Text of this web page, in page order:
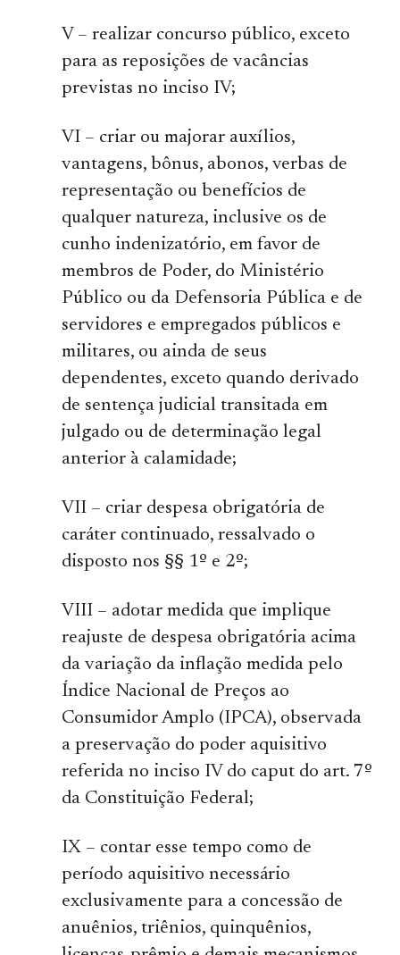
V – realizar concurso público, exceto
para as reposições de vacâncias
previstas no inciso IV;
VI – criar ou majorar auxílios,
vantagens, bônus, abonos, verbas de
representação ou benefícios de
qualquer natureza, inclusive os de
cunho indenizatório, em favor de
membros de Poder, do Ministério
Público ou da Defensoria Pública e de
servidores e empregados públicos e
militares, ou ainda de seus
dependentes, exceto quando derivado
de sentença judicial transitada em
julgado ou de determinação legal
anterior à calamidade;
VII – criar despesa obrigatória de
caráter continuado, ressalvado o
disposto nos §§ 1º e 2º;
VIII – adotar medida que implique
reajuste de despesa obrigatória acima
da variação da inflação medida pelo
Índice Nacional de Preços ao
Consumidor Amplo (IPCA), observada
a preservação do poder aquisitivo
referida no inciso IV do caput do art. 7º
da Constituição Federal;
IX – contar esse tempo como de
período aquisitivo necessário
exclusivamente para a concessão de
anuênios, triênios, quinquênios,